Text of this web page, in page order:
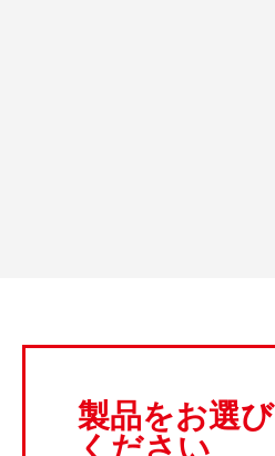
製品をお選び
ください